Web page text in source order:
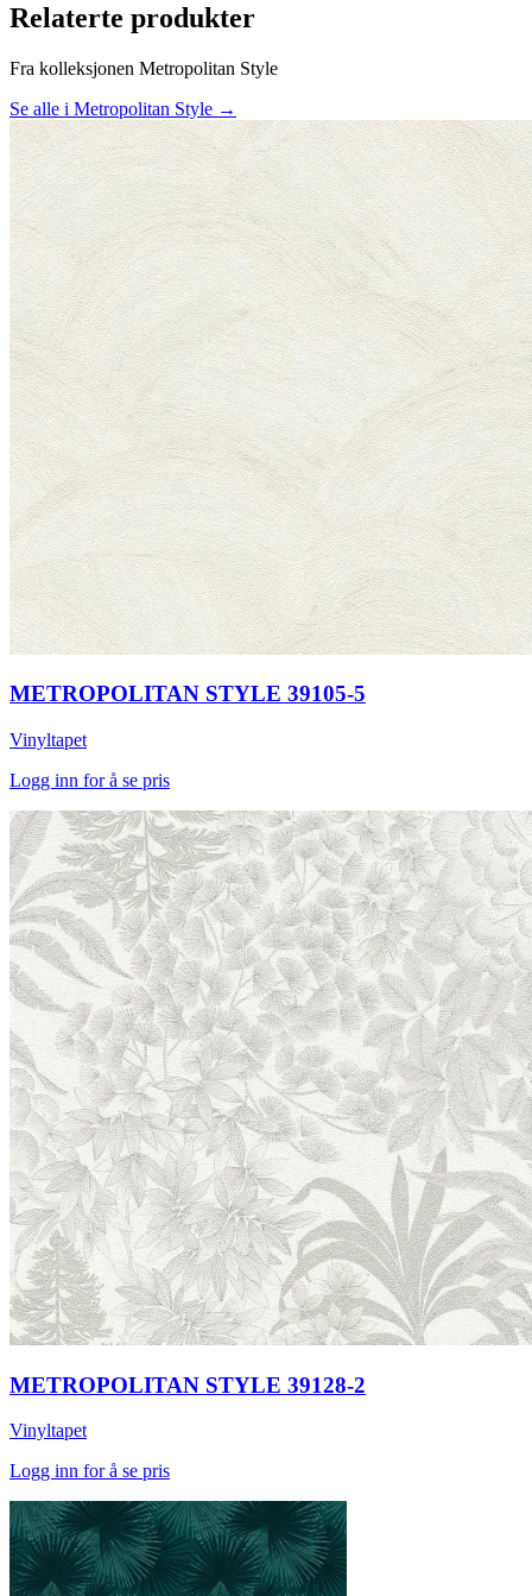
Relaterte produkter
Fra kolleksjonen Metropolitan Style
Se alle i Metropolitan Style →
METROPOLITAN STYLE 39105-5
Vinyltapet
Logg inn for å se pris
METROPOLITAN STYLE 39128-2
Vinyltapet
Logg inn for å se pris